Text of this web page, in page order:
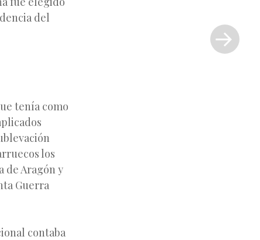
del
tenía como
los
de Aragón y
Guerra
contaba
entrada